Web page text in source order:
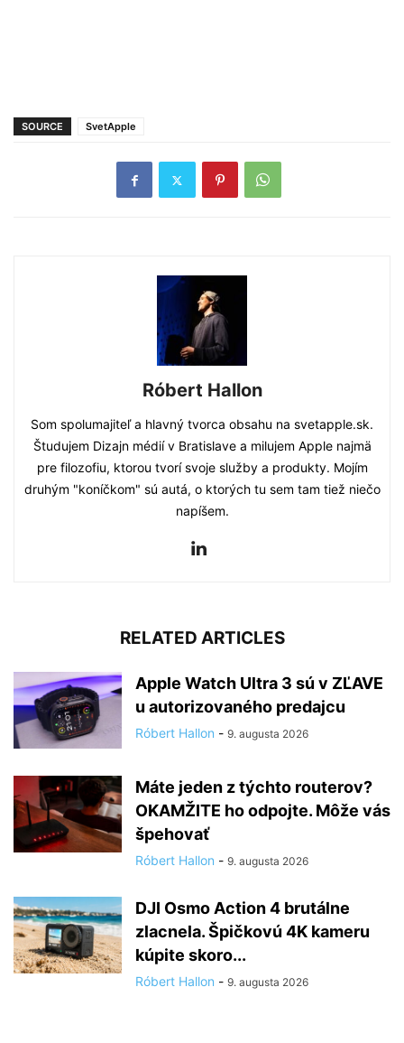
SOURCE SvetApple
Róbert Hallon
Som spolumajiteľ a hlavný tvorca obsahu na svetapple.sk.
Študujem Dizajn médií v Bratislave a milujem Apple najmä
pre filozofiu, ktorou tvorí svoje služby a produkty. Mojím
druhým "koníčkom" sú autá, o ktorých tu sem tam tiež niečo
napíšem.
RELATED ARTICLES
Apple Watch Ultra 3 sú v ZĽAVE
u autorizovaného predajcu
Róbert Hallon - 9. augusta 2026
Máte jeden z týchto routerov?
OKAMŽITE ho odpojte. Môže vás
špehovať
Róbert Hallon - 9. augusta 2026
DJI Osmo Action 4 brutálne
zlacnela. Špičkovú 4K kameru
kúpite skoro...
Róbert Hallon - 9. augusta 2026